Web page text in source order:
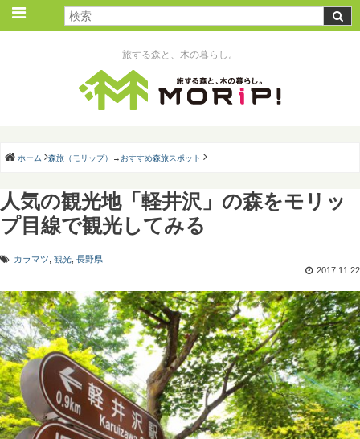
旅する森と、木の暮らし。
ホーム 森旅（モリップ） → おすすめ森旅スポット
人気の観光地「軽井沢」の森をモリッ
プ目線で観光してみる
カラマツ 観光 長野県
2017.11.22